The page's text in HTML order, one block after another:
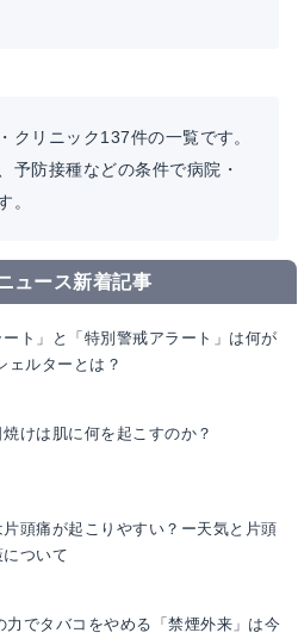
クリニック137件の一覧です。
予防接種などの条件で病院・
。
ュース新着記事
ト」と「特別警戒アラート」は何が
ェルターとは？
けは肌に何を起こすのか？
頭痛が起こりやすい？ー天気と片頭
ついて
力でタバコをやめる「禁煙外来」は今